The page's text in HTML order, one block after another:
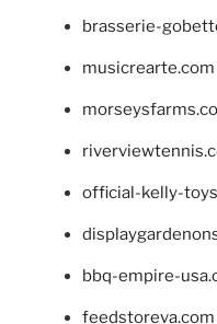
brasserie-
musicrearte.com
official-kelly-
bbq-empire-
feedstoreva.com